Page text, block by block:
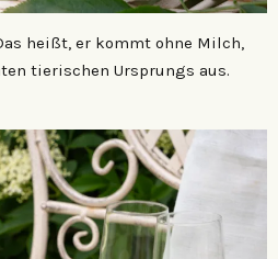
heißt, er kommt ohne Milch,
tierischen Ursprungs aus.